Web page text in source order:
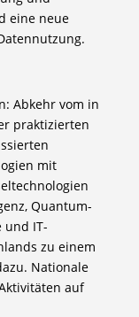
eine neue
Abkehr vom in
praktizierten
mit
Quantum-
und IT-
zu einem
Nationale
auf